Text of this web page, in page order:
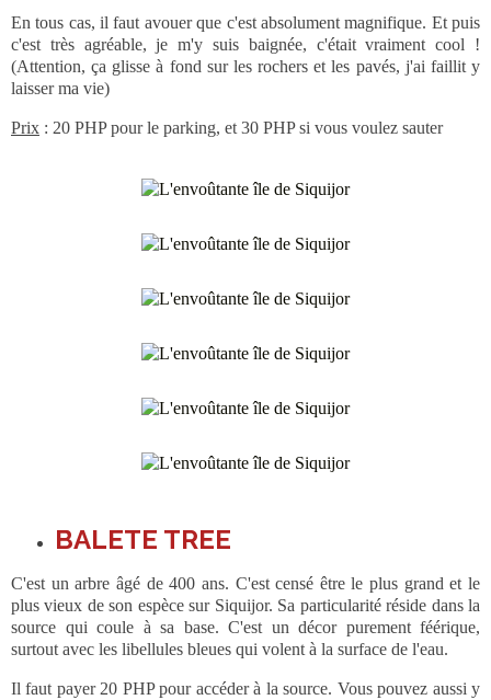
En tous cas, il faut avouer que c'est absolument magnifique. Et puis
c'est très agréable, je m'y suis baignée, c'était vraiment cool !
(Attention, ça glisse à fond sur les rochers et les pavés, j'ai faillit y
laisser ma vie)
Prix : 20 PHP pour le parking, et 30 PHP si vous voulez sauter
BALETE TREE
C'est un arbre âgé de 400 ans. C'est censé être le plus grand et le
plus vieux de son espèce sur Siquijor. Sa particularité réside dans la
source qui coule à sa base. C'est un décor purement féérique,
surtout avec les libellules bleues qui volent à la surface de l'eau.
Il faut payer 20 PHP pour accéder à la source. Vous pouvez aussi y